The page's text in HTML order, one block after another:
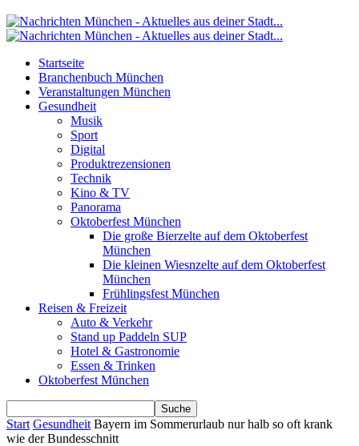
Startseite
Branchenbuch München
Veranstaltungen München
Gesundheit
Musik
Sport
Digital
Produktrezensionen
Technik
Kino & TV
Panorama
Oktoberfest München
Die große Bierzelte auf dem Oktoberfest
München
Die kleinen Wiesnzelte auf dem Oktoberfest
München
Frühlingsfest München
Reisen & Freizeit
Auto & Verkehr
Stand up Paddeln SUP
Hotel & Gastronomie
Essen & Trinken
Oktoberfest München
Start Gesundheit Bayern im Sommerurlaub nur halb so oft krank
wie der Bundesschnitt